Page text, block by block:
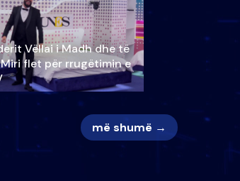
Vëllai i Madh dhe të
flet për rrugëtimin e
më shumë →